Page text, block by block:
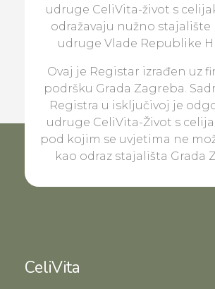
udruge CeliVita-život s
odražavaju nužno stajalište
udruge Vlade Republike
Ovaj je Registar izrađen uz
podršku Grada Zagreba.
Registra u isključivoj je
udruge CeliVita-Život s
pod kojim se uvjetima ne
kao odraz stajališta Grada
CeliVita